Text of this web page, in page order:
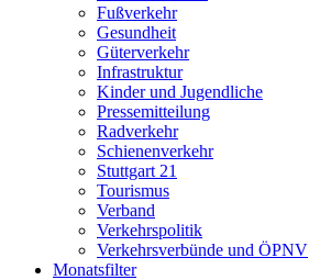
Fußverkehr
Gesundheit
Güterverkehr
Infrastruktur
Kinder und Jugendliche
Pressemitteilung
Radverkehr
Schienenverkehr
Stuttgart 21
Tourismus
Verband
Verkehrspolitik
Verkehrsverbünde und ÖPNV
Monatsfilter